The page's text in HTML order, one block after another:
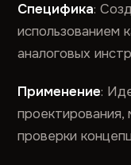
Специфика:
использованием
аналоговых
Применение:
проверки